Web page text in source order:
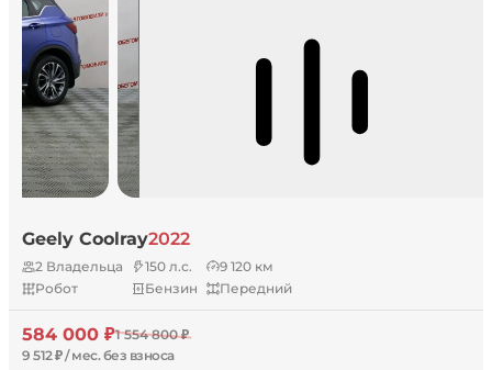
Geely Coolray2022
2 Владельца 150 л.с.
9 120 км
Робот
Бензин Передний
584 000 ₽1 554 800 ₽
9 512 ₽ / мес. без взноса